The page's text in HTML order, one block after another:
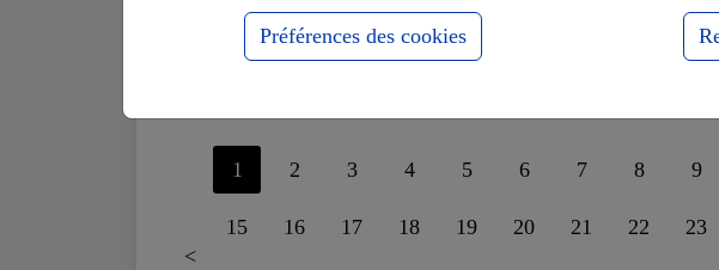
mensonge
<
1 2 3 4 5 6 7 8 9
15 16 17 18 19 20 21 22 23
Préférences des cookies